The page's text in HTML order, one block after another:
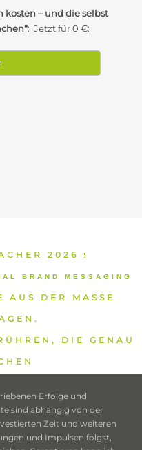
kosten – und die selbst
: Jetzt für 0 €:
2026 ⁞
BRAND MESSAGING
AUS DER MASSE
DIE GENAU
Erfolge und
sind abhängig von der
Zeit und weiteren
und Impulsen folgst,